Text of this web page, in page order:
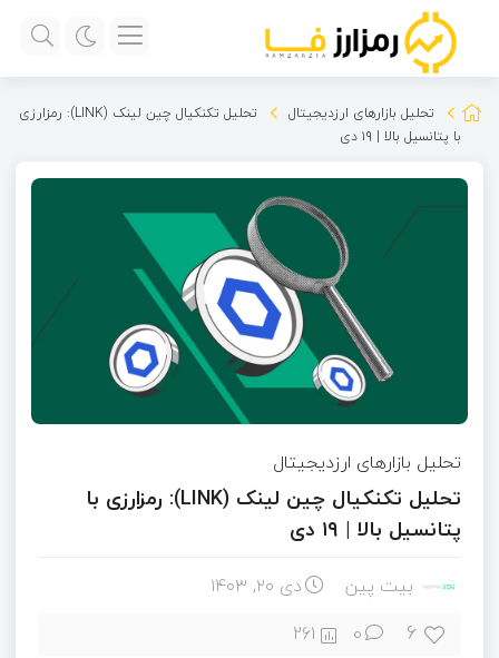
تحلیل بازارهای ارزدیجیتال
تحلیل تکنکیال چین‌ لینک (LINK): رمزارزی
با پتانسیل بالا | ۱۹ دی
تحلیل بازارهای ارزدیجیتال
تحلیل تکنکیال چین‌ لینک (LINK): رمزارزی با
پتانسیل بالا | ۱۹ دی
بیت پین دی ۲۰, ۱۴۰۳
6
0
261